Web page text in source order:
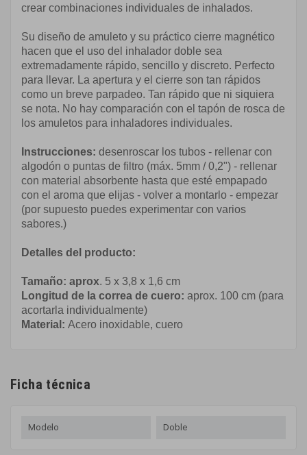
crear combinaciones individuales de inhalados.
Su diseño de amuleto y su práctico cierre magnético
hacen que el uso del inhalador doble sea
extremadamente rápido, sencillo y discreto. Perfecto
para llevar. La apertura y el cierre son tan rápidos
como un breve parpadeo. Tan rápido que ni siquiera
se nota. No hay comparación con el tapón de rosca de
los amuletos para inhaladores individuales.
Instrucciones: desenroscar los tubos - rellenar con
algodón o puntas de filtro (máx. 5mm / 0,2") - rellenar
con material absorbente hasta que esté empapado
con el aroma que elijas - volver a montarlo - empezar
(por supuesto puedes experimentar con varios
sabores.)
Detalles del producto:
Tamaño: aprox. 5 x 3,8 x 1,6 cm
Longitud de la correa de cuero: aprox. 100 cm (para
acortarla individualmente)
Material: Acero inoxidable, cuero
Ficha técnica
Modelo Doble